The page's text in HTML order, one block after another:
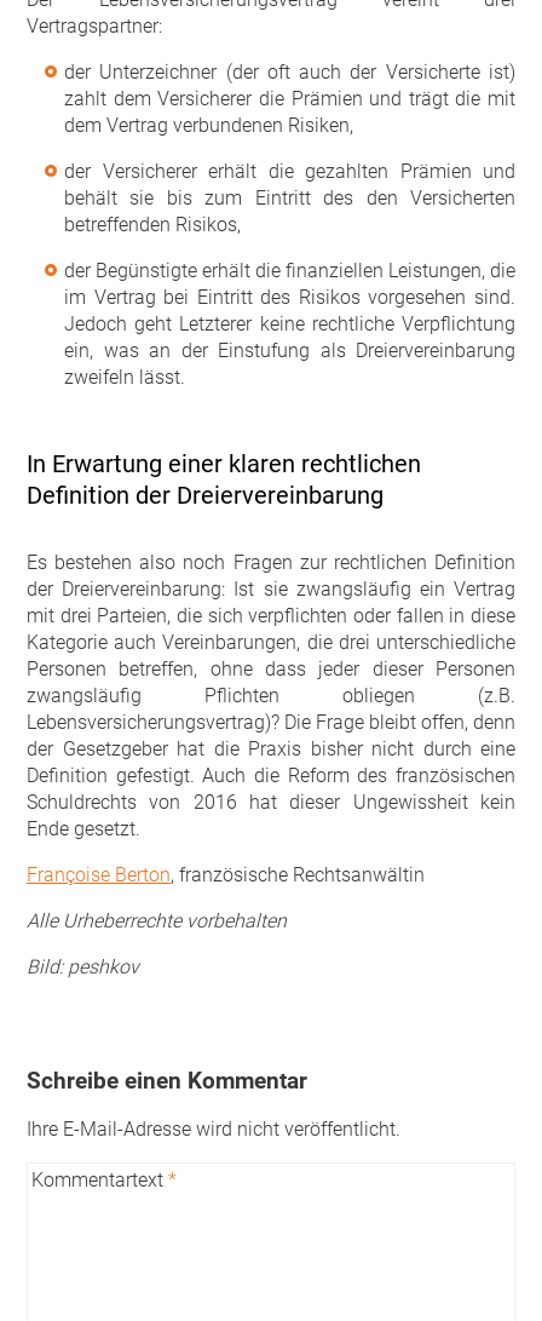
Vertragspartner:
der Unterzeichner (der oft auch der Versicherte ist)
zahlt dem Versicherer die Prämien und trägt die mit
dem Vertrag verbundenen Risiken,
der Versicherer erhält die gezahlten Prämien und
behält sie bis zum Eintritt des den Versicherten
betreffenden Risikos,
der Begünstigte erhält die finanziellen Leistungen, die
im Vertrag bei Eintritt des Risikos vorgesehen sind.
Jedoch geht Letzterer keine rechtliche Verpflichtung
ein, was an der Einstufung als Dreiervereinbarung
zweifeln lässt.
In Erwartung einer klaren rechtlichen
Definition der Dreiervereinbarung
Es bestehen also noch Fragen zur rechtlichen Definition
der Dreiervereinbarung: Ist sie zwangsläufig ein Vertrag
mit drei Parteien, die sich verpflichten oder fallen in diese
Kategorie auch Vereinbarungen, die drei unterschiedliche
Personen betreffen, ohne dass jeder dieser Personen
zwangsläufig Pflichten obliegen (z.B.
Lebensversicherungsvertrag)? Die Frage bleibt offen, denn
der Gesetzgeber hat die Praxis bisher nicht durch eine
Definition gefestigt. Auch die Reform des französischen
Schuldrechts von 2016 hat dieser Ungewissheit kein
Ende gesetzt.
Françoise Berton, französische Rechtsanwältin
Alle Urheberrechte vorbehalten
Bild: peshkov
Schreibe einen Kommentar
Ihre E-Mail-Adresse wird nicht veröffentlicht.
Kommentartext *